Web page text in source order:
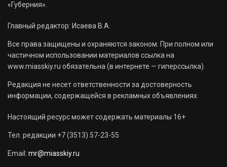
«Губерния».
Главный редактор: Исаева В.А.
Все права защищены и охраняются законом. При полном или
частичном использовании материалов ссылка на
www.miasskiy.ru обязательна (в интернете — гиперссылка).
Редакция не несет ответственности за достоверность
информации, содержащейся в рекламных объявлениях.
Настоящий ресурс может содержать материалы 16+
Тел. редакции +7 (3513) 57-23-55
Email: mr@miasskiy.ru